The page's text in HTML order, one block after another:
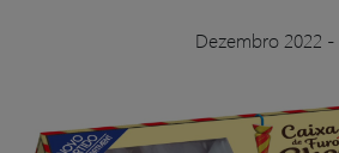
Dezembro 2022 -